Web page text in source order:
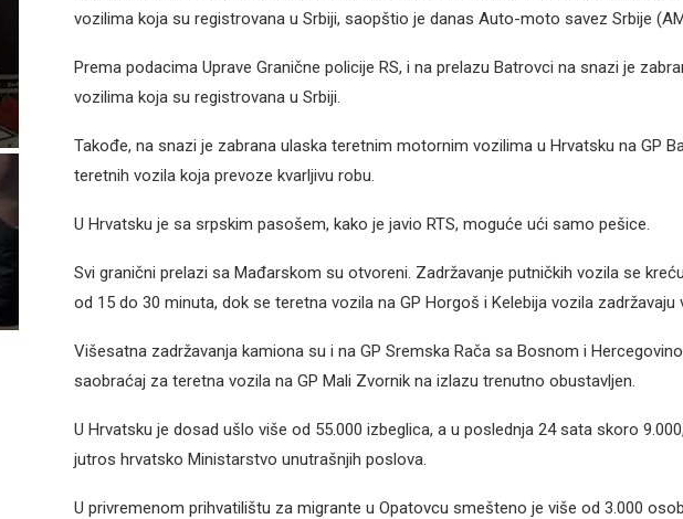
vozilima koja su registrovana u Srbiji, saopštio je danas Auto-moto savez Srbije
Prema podacima Uprave Granične policije RS, i na prelazu Batrovci na snazi je
vozilima koja su registrovana u Srbiji.
Takođe, na snazi je zabrana ulaska teretnim motornim vozilima u Hrvatsku na GP
teretnih vozila koja prevoze kvarljivu robu.
U Hrvatsku je sa srpskim pasošem, kako je javio RTS, moguće ući samo pešice.
Svi granični prelazi sa Mađarskom su otvoreni. Zadržavanje putničkih vozila se
od 15 do 30 minuta, dok se teretna vozila na GP Horgoš i Kelebija vozila zadržavaju
Višesatna zadržavanja kamiona su i na GP Sremska Rača sa Bosnom i
saobraćaj za teretna vozila na GP Mali Zvornik na izlazu trenutno obustavljen.
U Hrvatsku je dosad ušlo više od 55.000 izbeglica, a u poslednja 24 sata skoro
jutros hrvatsko Ministarstvo unutrašnjih poslova.
U privremenom prihvatilištu za migrante u Opatovcu smešteno je više od 3.000